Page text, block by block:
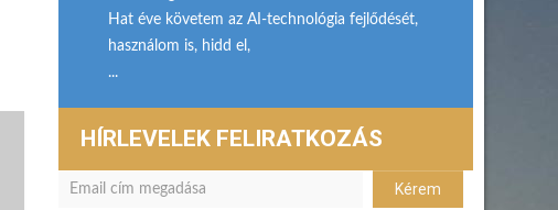
Hat éve követem az AI-technológia fejlődését,
használom is, hidd el,
...
HÍRLEVELEK FELIRATKOZÁS